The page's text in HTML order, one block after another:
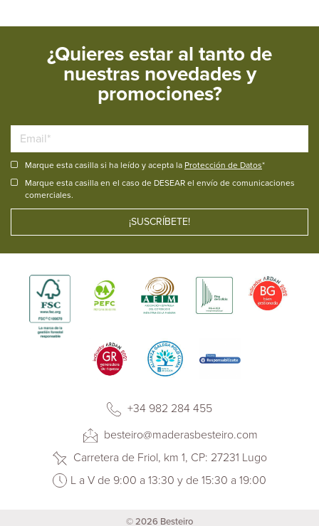
¿Quieres estar al tanto de
nuestras novedades y
promociones?
Marque esta casilla si ha leído y acepta la Protección de Datos*
Marque esta casilla en el caso de DESEAR el envío de comunicaciones
comerciales.
+34 982 284 455
besteiro@maderasbesteiro.com
Carretera de Friol, km 1, CP: 27231 Lugo
L a V de 9:00 a 13:30 y de 15:30 a 19:00
© 2026 Besteiro